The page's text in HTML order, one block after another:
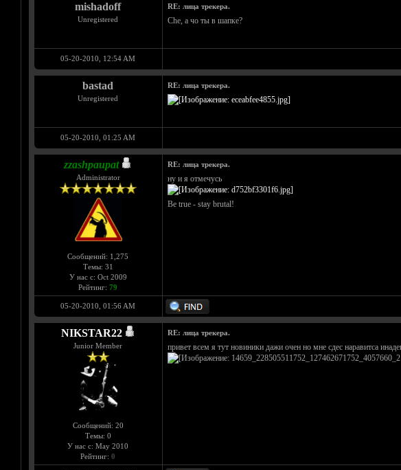
mishadoff
Unregistered
RE: лица трекера.
Che, а чо ты в шапке?
05-20-2010, 12:54 AM
bastad
Unregistered
RE: лица трекера.
05-20-2010, 01:25 AM
zzashpaupat
Administrator
Сообщений: 1,275
Темы: 31
У нас с: Oct 2009
Рейтинг: 79
RE: лица трекера.
ну и я отмечусь
Be true - stay brutal!
05-20-2010, 01:56 AM
NIKSTAR22
Junior Member
Сообщений: 20
Темы: 0
У нас с: May 2010
Рейтинг: 0
RE: лица трекера.
привет всем я тут новиники дажи очен но мне сдес наравитса